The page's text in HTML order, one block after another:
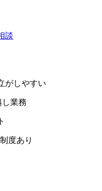
談
がしやすい
し業務
度あり